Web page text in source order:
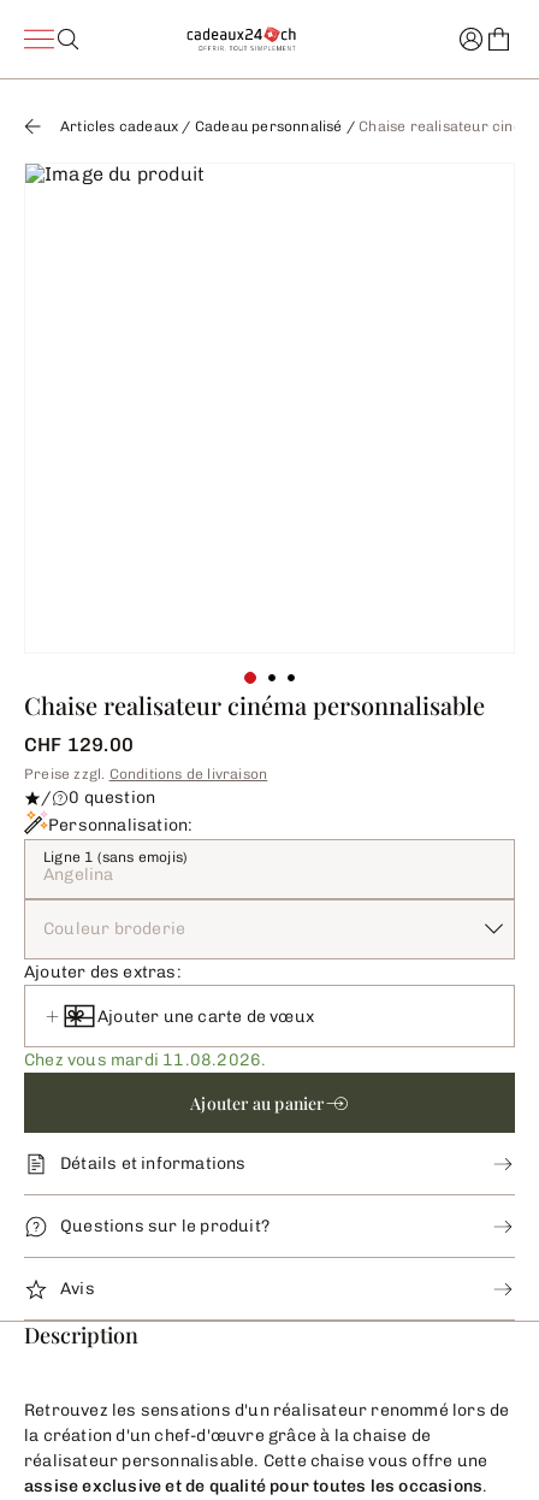
Articles cadeaux / Cadeau personnalisé /Chaise realisateur
Chaise realisateur cinéma personnalisable
CHF 129.00
Preise zzgl. Conditions de livraison
/
0 question
Personnalisation:
Ligne 1 (sans emojis)
Couleur broderie
Ajouter des extras:
Ajouter une carte de vœux
Chez vous mardi 11.08.2026.
Ajouter au panier
Détails et informations
Questions sur le produit?
Avis
Description
Retrouvez les sensations d'un réalisateur renommé lors de
la création d'un chef-d'œuvre grâce à la chaise de
réalisateur personnalisable. Cette chaise vous offre une
assise exclusive et de qualité pour toutes les occasions.